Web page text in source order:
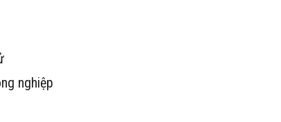
nghiệp